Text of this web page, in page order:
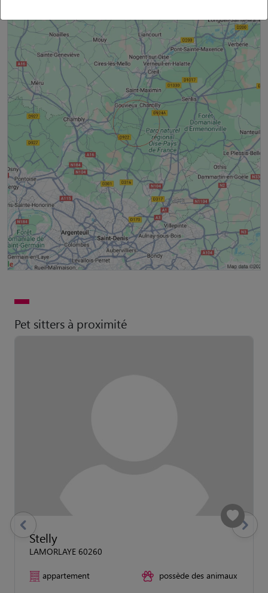
Pet sitters à proximité
Stelly
LAMORLAYE 60260
appartement possède des animaux
previous Suivant